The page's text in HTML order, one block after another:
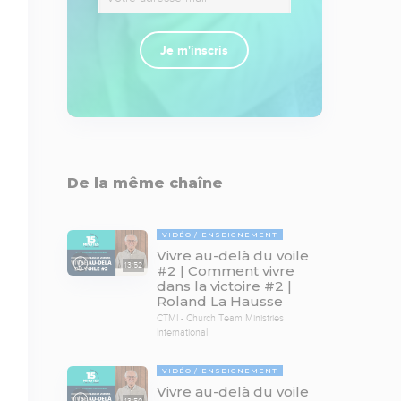
Je m'inscris
De la même chaîne
13:52
VIDÉO ENSEIGNEMENT
Vivre au-delà du voile
#2 | Comment vivre
dans la victoire #2 |
Roland La Hausse
CTMI - Church Team Ministries
International
VIDÉO ENSEIGNEMENT
Vivre au-delà du voile